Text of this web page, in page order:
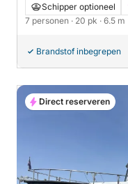
Schipper optioneel
7 personen · 20 pk · 6.5 m
Brandstof inbegrepen
Direct reserveren